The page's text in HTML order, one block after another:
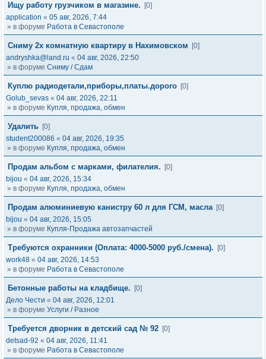
Ищу работу грузчиком в магазине.
[0]
application « 05 авг, 2026, 7:44
» в форуме Работа в Севастополе
Сниму 2х комнатную квартиру в Нахимовском
[0]
andryshka@land.ru « 04 авг, 2026, 22:50
» в форуме Сниму / Сдам
Куплю радиодетали,приборы,платы.дорого [0]
Golub_sevas « 04 авг, 2026, 22:11
» в форуме Купля, продажа, обмен
Удалить [0]
student200086 « 04 авг, 2026, 19:35
» в форуме Купля, продажа, обмен
Продам альбом с марками, филателия.
[0]
bijou « 04 авг, 2026, 15:34
» в форуме Купля, продажа, обмен
Продам алюминиевую канистру 60 л для ГСМ, масла [0]
bijou « 04 авг, 2026, 15:05
» в форуме Купля-Продажа автозапчастей
Требуются охранники (Оплата: 4000-5000 руб./смена).
[0]
work48 « 04 авг, 2026, 14:53
» в форуме Работа в Севастополе
Бетонные работы на кладбище.
[0]
Дело Чести « 04 авг, 2026, 12:01
» в форуме Услуги / Разное
Требуется дворник в детский сад № 92 [0]
detsad-92 « 04 авг, 2026, 11:41
» в форуме Работа в Севастополе